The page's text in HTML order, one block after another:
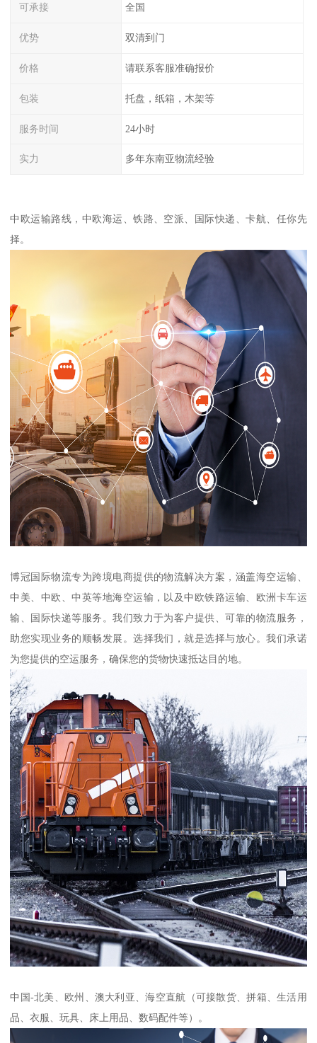
可承接 全国
优势 双清到门
价格 请联系客服准确报价
包装 托盘，纸箱，木架等
服务时间 24小时
实力 多年东南亚物流经验
中欧运输路线，中欧海运、铁路、空派、国际快递、卡航、任你先
择。
博冠国际物流专为跨境电商提供的物流解决方案，涵盖海空运输、
中美、中欧、中英等地海空运输，以及中欧铁路运输、欧洲卡车运
输、国际快递等服务。我们致力于为客户提供、可靠的物流服务，
助您实现业务的顺畅发展。选择我们，就是选择与放心。我们承诺
为您提供的空运服务，确保您的货物快速抵达目的地。
中国-北美、欧州、澳大利亚、海空直航（可接散货、拼箱、生活用
品、衣服、玩具、床上用品、数码配件等）。